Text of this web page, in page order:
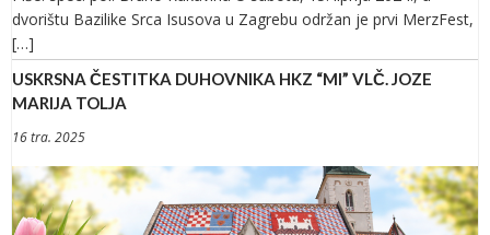
dvorištu Bazilike Srca Isusova u Zagrebu održan je prvi MerzFest,
[…]
USKRSNA ČESTITKA DUHOVNIKA HKZ “MI” VLČ. JOZE
MARIJA TOLJA
16 tra. 2025